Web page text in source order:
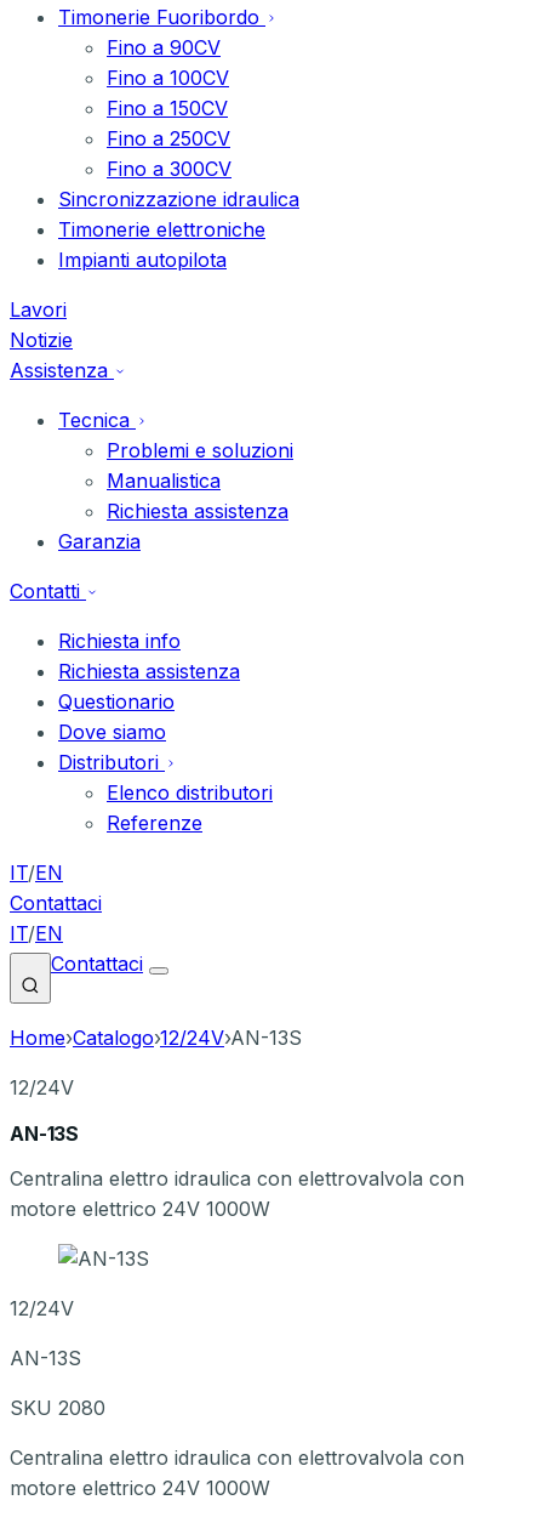
Timonerie Fuoribordo
Fino a 90CV
Fino a 100CV
Fino a 150CV
Fino a 250CV
Fino a 300CV
Sincronizzazione idraulica
Timonerie elettroniche
Impianti autopilota
Lavori
Notizie
Assistenza
Tecnica
Problemi e soluzioni
Manualistica
Richiesta assistenza
Garanzia
Contatti
Richiesta info
Richiesta assistenza
Questionario
Dove siamo
Distributori
Elenco distributori
Referenze
IT/EN
Contattaci
IT/EN
Contattaci
Home›Catalogo›12/24V›AN-13S
12/24V
AN-13S
Centralina elettro idraulica con elettrovalvola con
motore elettrico 24V 1000W
12/24V
AN-13S
SKU 2080
Centralina elettro idraulica con elettrovalvola con
motore elettrico 24V 1000W